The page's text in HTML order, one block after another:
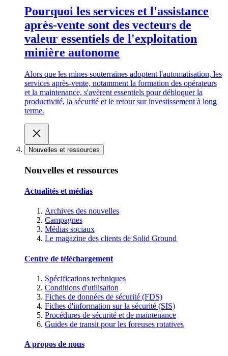
Pourquoi les services et l'assistance
après-vente sont des vecteurs de
valeur essentiels de l'exploitation
minière autonome
Alors que les mines souterraines adoptent l'automatisation, les
services après-vente, notamment la formation des opérateurs
et la maintenance, s'avèrent essentiels pour débloquer la
productivité, la sécurité et le retour sur investissement à long
terme.
Nouvelles et ressources
Nouvelles et ressources
Actualités et médias
Archives des nouvelles
Campagnes
Médias sociaux
Le magazine des clients de Solid Ground
Centre de téléchargement
Spécifications techniques
Conditions d'utilisation
Fiches de données de sécurité (FDS)
Fiches d'information sur la sécurité (SIS)
Procédures de sécurité et de maintenance
Guides de transit pour les foreuses rotatives
A propos de nous